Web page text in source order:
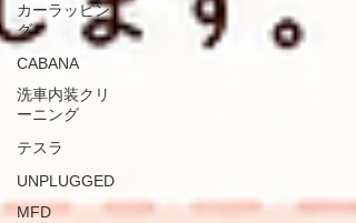
カーラッピン
グ
CABANA
洗車内装クリ
ーニング
テスラ
UNPLUGGED
MFD